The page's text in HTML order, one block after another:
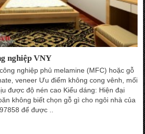
nghiệp VNY
nghiệp phủ melamine (MFC) hoặc gỗ
veneer Ưu điểm không cong vênh, mối
được độ nén cao Kiểu dáng: Hiện đại
không biết chọn gỗ gì cho ngôi nhà của
để được ..